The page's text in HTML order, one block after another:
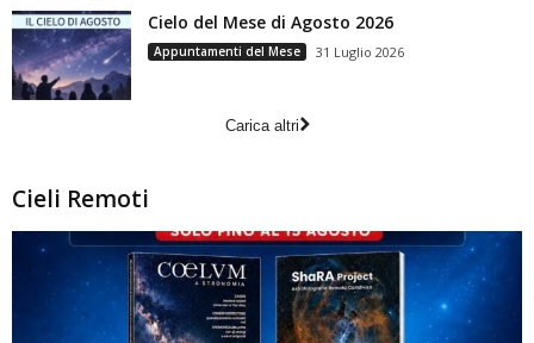
Cielo del Mese di Agosto 2026
Appuntamenti del Mese 31 Luglio 2026
Carica altri
Cieli Remoti